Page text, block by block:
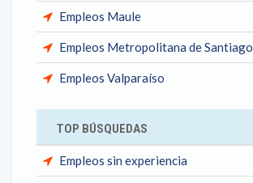
Empleos Maule
Empleos Metropolitana de Santiago
Empleos Valparaíso
TOP BÚSQUEDAS
Empleos sin experiencia